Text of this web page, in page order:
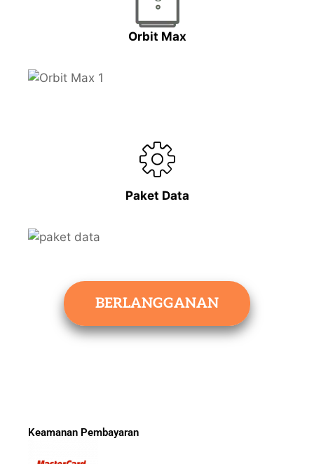
Orbit Max
Paket Data
BERLANGGANAN
Keamanan Pembayaran